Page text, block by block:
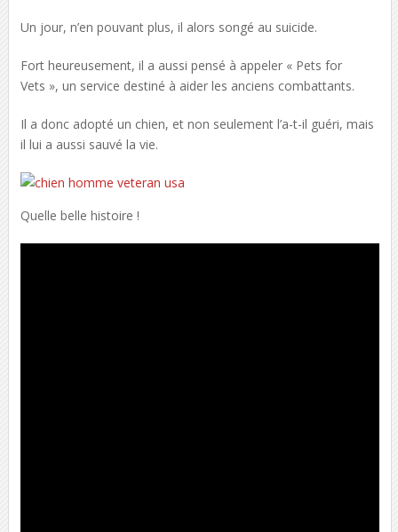
Un jour, n’en pouvant plus, il alors songé au suicide.
Fort heureusement, il a aussi pensé à appeler « Pets for
Vets », un service destiné à aider les anciens combattants.
Il a donc adopté un chien, et non seulement l’a-t-il guéri, mais
il lui a aussi sauvé la vie.
Quelle belle histoire !